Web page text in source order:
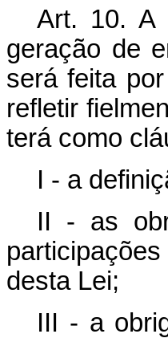
Art. 10. A
geração de
será feita
refletir
terá como
I - a
II - as
desta Lei;
III - a